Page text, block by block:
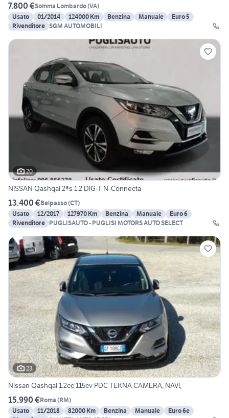
7.800 €Somma Lombardo(VA)
Usato
01/2014 124000 Km Benzina Manuale
Euro 5
Rivenditore SGM AUTOMOBILI
20
NISSAN Qashqai 2ªs 1.2 DIG-T N-Connecta
13.400 €Belpasso(CT)
Usato
12/2017 127970 Km Benzina Manuale
Euro 6
Rivenditore
PUGLISAUTO - PUGLISI MOTORS AUTO SELECT
23
Nissan Qashqai 1.2cc 115cv PDC TEKNA CAMERA, NAVI,
15.990 €Roma (RM)
Usato
11/2018 82000 Km Benzina Manuale
Euro 6e